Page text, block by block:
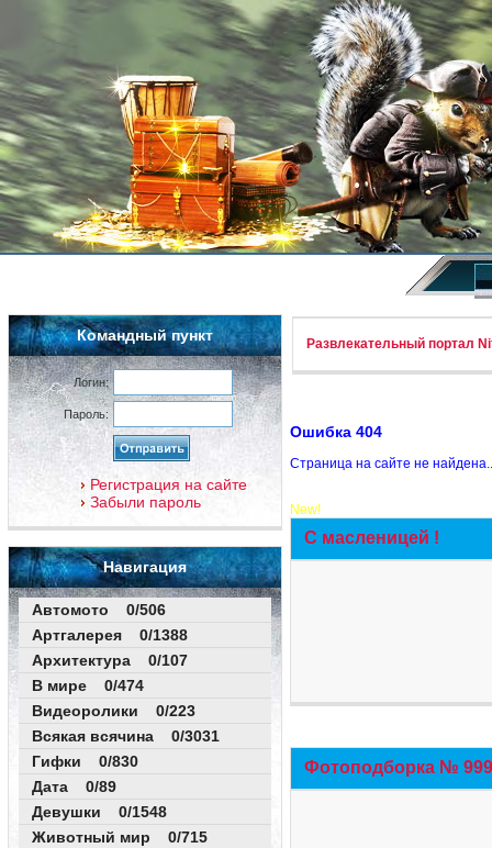
Командный пункт
Логин:
Пароль:
Регистрация на сайте
Забыли пароль
Навигация
Автомото 0/506
Артгалерея 0/1388
Архитектура 0/107
В мире 0/474
Видеоролики 0/223
Всякая всячина 0/3031
Гифки 0/830
Дата 0/89
Девушки 0/1548
Животный мир 0/715
Развлекательный портал
Ошибка 404
Страница на сайте не
New!
С масленицей !
Фотоподборка №